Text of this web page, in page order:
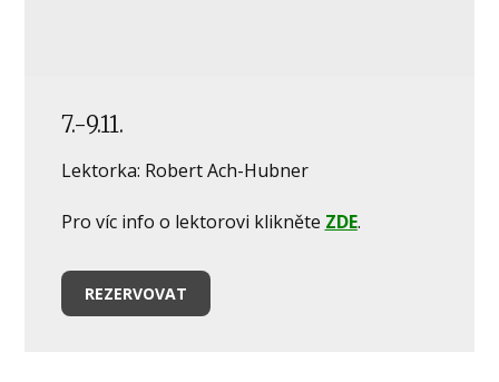
7.-9.11.
Lektorka: Robert Ach-Hubner
Pro víc info o lektorovi klikněte ZDE.
REZERVOVAT